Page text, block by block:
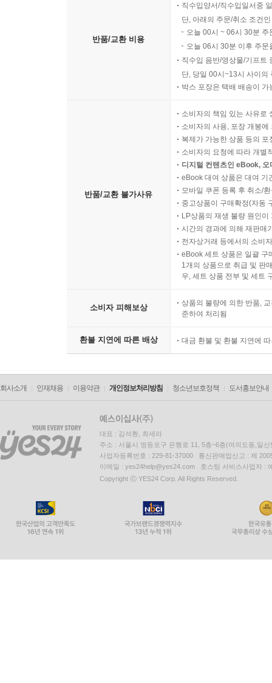
반품/교환 비용
직수입양서/직수입일서중
단, 아래의 주문/취소 조건
오늘 00시 ~ 06시 30분
오늘 06시 30분 이후 주
직수입 음반/영상물/기프트
단, 당일 00시~13시 사이의
박스 포장은 택배 배송이
반품/교환 불가사유
소비자의 책임 있는 사유로
소비자의 사용, 포장 개봉
복제가 가능한 상품 등의
소비자의 요청에 따라 개별
디지털 컨텐츠인 eBook,
eBook 대여 상품은 대여 기
모바일 쿠폰 등록 후 취소/
중고상품이 구매확정(자동
LP상품의 재생 불량 원인
시간의 경과에 의해 재판매
전자상거래 등에서의 소비
eBook 세트 상품은 일괄 구
1개의 상품으로 취급 및 판
우, 세트 상품 전부 및 세트
소비자 피해보상
상품의 불량에 의한 반품,
준하여 처리됨
환불 지연에 따른 배상 대금 환불 및 환불 지연에
회사소개 인재채용 이용약관 개인정보처리방침 청소년보호정책 도서홍보안내
대표 : 김석환, 최세라
주소 : 서울시 영등포구 은행로 11, 5층~6층(여의도동,일신
사업자등록번호 : 229-81-37000 통신판매업신고 : 제
이메일 : yes24help@yes24.com 호스팅 서비스사업자 :
Copyright ⓒ YES24 Corp. All Rights Reserved.